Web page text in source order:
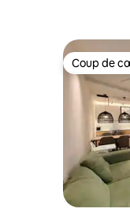
Coup de
Coup de